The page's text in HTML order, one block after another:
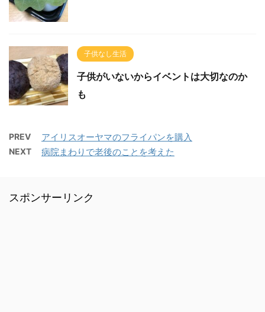
子供なし生活
子供がいないからイベントは大切なのか
も
PREV アイリスオーヤマのフライパンを購入
NEXT 病院まわりで老後のことを考えた
スポンサーリンク